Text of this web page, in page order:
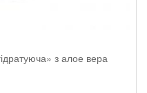
з алое вера